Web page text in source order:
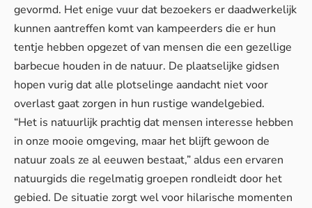
gevormd. Het enige vuur dat bezoekers er daadwerkelijk
kunnen aantreffen komt van kampeerders die er hun
tentje hebben opgezet of van mensen die een gezellige
barbecue houden in de natuur. De plaatselijke gidsen
hopen vurig dat alle plotselinge aandacht niet voor
overlast gaat zorgen in hun rustige wandelgebied.
“Het is natuurlijk prachtig dat mensen interesse hebben
in onze mooie omgeving, maar het blijft gewoon de
natuur zoals ze al eeuwen bestaat,” aldus een ervaren
natuurgids die regelmatig groepen rondleidt door het
gebied. De situatie zorgt welvoor hilarische momenten